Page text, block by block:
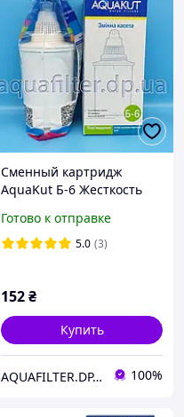
Сменный картридж
AquaKut Б-6 Жесткость
Готово к отправке
5.0 (3)
152₴
Купить
AQUAFILTER.DP.UA — Фильтры для воды 100%